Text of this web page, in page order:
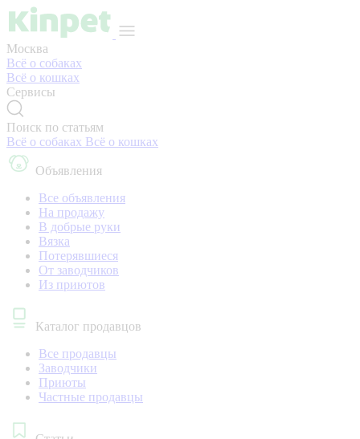
Москва
Всё о собаках
Всё о кошках
Сервисы
Поиск по статьям
Всё о собаках Всё о кошках
Объявления
Все объявления
На продажу
В добрые руки
Вязка
Потерявшиеся
От заводчиков
Из приютов
Каталог продавцов
Все продавцы
Заводчики
Приюты
Частные продавцы